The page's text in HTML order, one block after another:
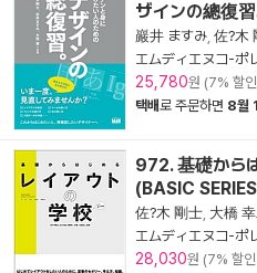
ザインの總復
巖井 ますみ 佐?木
エムディエヌコ-ポ
25,780원 (7% 할
택배로 주문하면 8월
972. 基礎から
(BASIC
佐?木 剛士 大橋
エムディエヌコ-ポ
28,030원 (7% 할